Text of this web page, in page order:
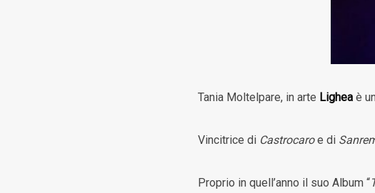
Tania Moltelpare, in arte Lighea è
Vincitrice di Castrocaroe di
Proprio in quell’anno il suo Album “